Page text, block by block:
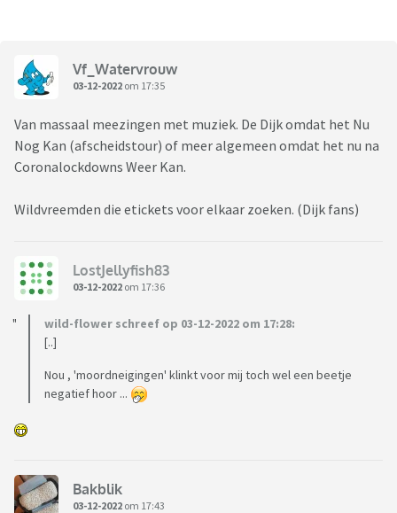
Vf_Watervrouw
03-12-2022 om 17:35
Van massaal meezingen met muziek. De Dijk omdat het Nu
Nog Kan (afscheidstour) of meer algemeen omdat het nu na
Coronalockdowns Weer Kan.
Wildvreemden die etickets voor elkaar zoeken. (Dijk fans)
LostJellyfish83
03-12-2022 om 17:36
wild-flower schreef op 03-12-2022 om 17:28:
[..]
Nou , 'moordneigingen' klinkt voor mij toch wel een beetje
negatief hoor ...
Bakblik
03-12-2022 om 17:43